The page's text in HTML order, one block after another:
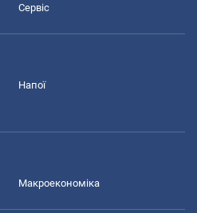
Сервіс
Напої
Макроекономіка